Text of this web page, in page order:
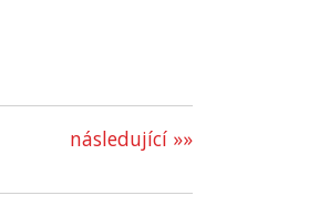
následující »»